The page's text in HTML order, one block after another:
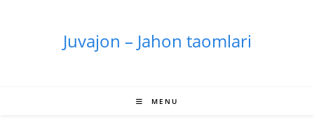
Juvajon – Jahon taomlari
MENU